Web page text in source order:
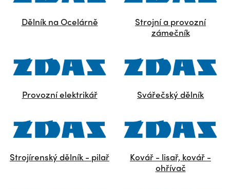
Dělník na Ocelárně
Strojní a provozní
zámečník
Provozní elektrikář Svářečský dělník
Strojírenský dělník - pilař
Kovář - lisař, kovář -
ohřívač